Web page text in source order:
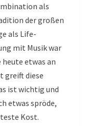
als
der großen
als Life-
mit Musik war
etwas an
greift diese
ist wichtig und
etwas spröde,
Kost.